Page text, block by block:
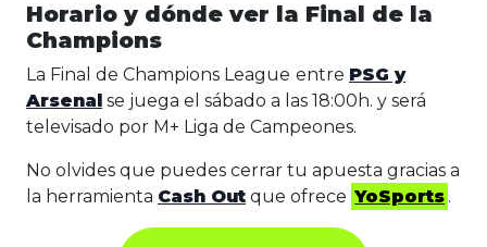
Horario y dónde ver la Final de la
Champions
La Final de Champions League entre PSG y
Arsenal se juega el sábado a las 18:00h. y será
televisado por M+ Liga de Campeones.
No olvides que puedes cerrar tu apuesta gracias a
la herramienta Cash Out que ofrece YoSports .